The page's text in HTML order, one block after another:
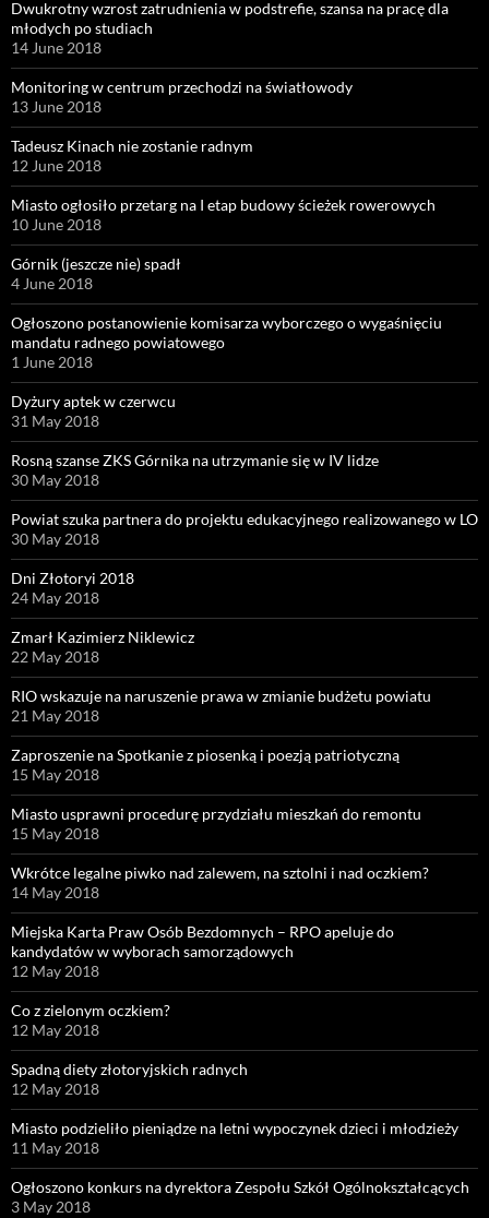
Dwukrotny wzrost zatrudnienia w podstrefie, szansa na pracę dla
młodych po studiach
14 June 2018
Monitoring w centrum przechodzi na światłowody
13 June 2018
Tadeusz Kinach nie zostanie radnym
12 June 2018
Miasto ogłosiło przetarg na I etap budowy ścieżek rowerowych
10 June 2018
Górnik (jeszcze nie) spadł
4 June 2018
Ogłoszono postanowienie komisarza wyborczego o wygaśnięciu
mandatu radnego powiatowego
1 June 2018
Dyżury aptek w czerwcu
31 May 2018
Rosną szanse ZKS Górnika na utrzymanie się w IV lidze
30 May 2018
Powiat szuka partnera do projektu edukacyjnego realizowanego w LO
30 May 2018
Dni Złotoryi 2018
24 May 2018
Zmarł Kazimierz Niklewicz
22 May 2018
RIO wskazuje na naruszenie prawa w zmianie budżetu powiatu
21 May 2018
Zaproszenie na Spotkanie z piosenką i poezją patriotyczną
15 May 2018
Miasto usprawni procedurę przydziału mieszkań do remontu
15 May 2018
Wkrótce legalne piwko nad zalewem, na sztolni i nad oczkiem?
14 May 2018
Miejska Karta Praw Osób Bezdomnych – RPO apeluje do
kandydatów w wyborach samorządowych
12 May 2018
Co z zielonym oczkiem?
12 May 2018
Spadną diety złotoryjskich radnych
12 May 2018
Miasto podzieliło pieniądze na letni wypoczynek dzieci i młodzieży
11 May 2018
Ogłoszono konkurs na dyrektora Zespołu Szkół Ogólnokształcących
3 May 2018